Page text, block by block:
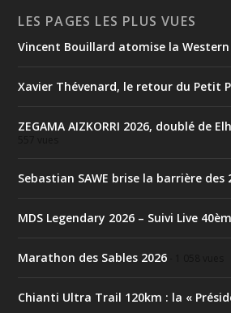
LES PAGES LES PLUS VUES
Vincent Bouillard atomise la
Xavier Thévenard, le retour du Petit
ZEGAMA AIZKORRI 2026, doublé de
Sebastian SAWE brise la barrière des
MDS Legendary 2026 – Suivi Live
Marathon des Sables 2026
Chianti Ultra Trail 120km : la «